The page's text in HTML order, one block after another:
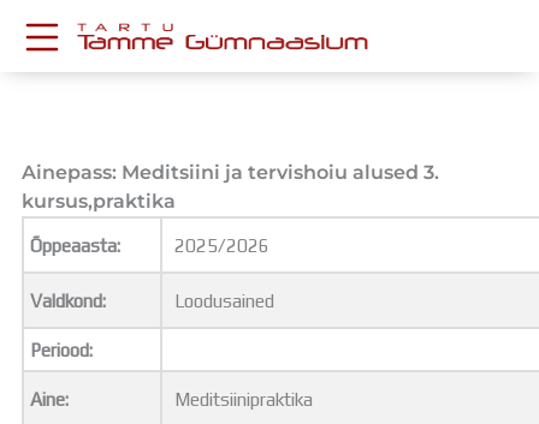
content
Postkast
Drive
Tamme TV
Tamme Leht
Kooliraadio
Koorilaul
ÕPPETÖÖ
Aastaplaan
Ainepass: Meditsiini ja tervishoiu alused 3.
kursus,praktika
Õppeaasta: 2025/2026
Valdkond: Loodusained
Periood:
Aine: Meditsiinipraktika